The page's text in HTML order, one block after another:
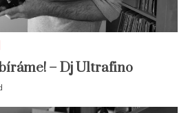
– Dj Ultrafino